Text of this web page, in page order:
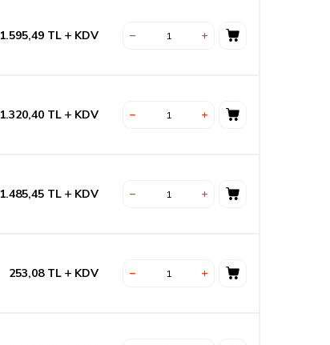
1.595,49 TL KDV
1.320,40 TL KDV
1.485,45 TL KDV
253,08TL KDV